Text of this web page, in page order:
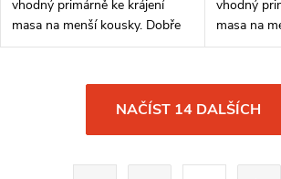
vhodný primárně ke krájení
masa na menší kousky. Dobře
si poradí s tužšími částmi, jako
ovšem spolehlivě využít i u...
vhodný
masa na
si poradí s
ovšem
NAČÍST 14 DALŠÍCH